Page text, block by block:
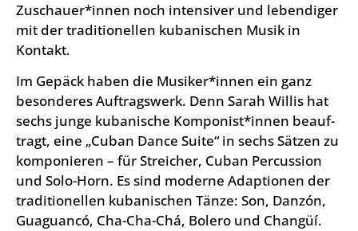
Zuschauer*innen noch inten­siver und leben­diger
mit der tradi­tionellen kuba­­nischen Musik in
Kontakt.
Im Gepäck haben die Musiker*innen ein ganz
besonderes Auftragswerk. Denn Sarah Willis hat
sechs junge kubanische Kom­ponist*innen beauf­
tragt, eine „Cuban Dance Suite“ in sechs Sätzen zu
komponieren – für Streicher, Cuban Percus­sion
und Solo-Horn. Es sind moderne Adap­tionen der
tradi­tionellen kubanischen Tänze: Son, Danzón,
Guaguancó, Cha-Cha-Chá, Bolero und Changüí.